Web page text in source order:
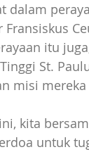
dalam
itu
St.
misi
kita
untuk